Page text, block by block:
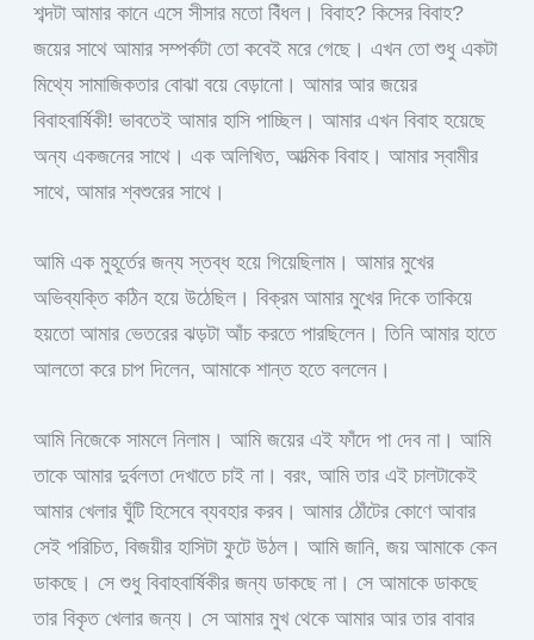
শব্দটা আমার কানে এসে সীসার মতো বিঁধল। বিবাহ? কিসের বিবাহ?
জয়ের সাথে আমার সম্পর্কটা তো কবেই মরে গেছে। এখন তো শুধু একটা
মিথ্যে সামাজিকতার বোঝা বয়ে বেড়ানো। আমার আর জয়ের
বিবাহবার্ষিকী! ভাবতেই আমার হাসি পাচ্ছিল। আমার এখন বিবাহ হয়েছে
অন্য একজনের সাথে। এক অলিখিত, আত্মিক বিবাহ। আমার স্বামীর
সাথে, আমার শ্বশুরের সাথে।
আমি এক মুহূর্তের জন্য স্তব্ধ হয়ে গিয়েছিলাম। আমার মুখের
অভিব্যক্তি কঠিন হয়ে উঠেছিল। বিক্রম আমার মুখের দিকে তাকিয়ে
হয়তো আমার ভেতরের ঝড়টা আঁচ করতে পারছিলেন। তিনি আমার হাতে
আলতো করে চাপ দিলেন, আমাকে শান্ত হতে বললেন।
আমি নিজেকে সামলে নিলাম। আমি জয়ের এই ফাঁদে পা দেব না। আমি
তাকে আমার দুর্বলতা দেখাতে চাই না। বরং, আমি তার এই চালটাকেই
আমার খেলার ঘুঁটি হিসেবে ব্যবহার করব। আমার ঠোঁটের কোণে আবার
সেই পরিচিত, বিজয়ীর হাসিটা ফুটে উঠল। আমি জানি, জয় আমাকে কেন
ডাকছে। সে শুধু বিবাহবার্ষিকীর জন্য ডাকছে না। সে আমাকে ডাকছে
তার বিকৃত খেলার জন্য। সে আমার মুখ থেকে আমার আর তার বাবার